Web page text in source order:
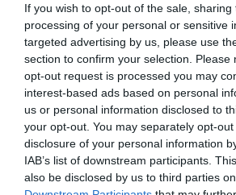
If you wish to opt-out of the sale,
processing of your personal or sensitive
targeted advertising by us, please use
section to confirm your selection. Please
opt-out request is processed you may
interest-based ads based on personal
us or personal information disclosed to
your opt-out. You may separately opt-
disclosure of your personal information
IAB’s list of downstream participants.
also be disclosed by us to third parties
07.08.2026
Πληθωρισμός: Μειώθηκε τον
3,4% – «Καίνε» οι τιμές στα